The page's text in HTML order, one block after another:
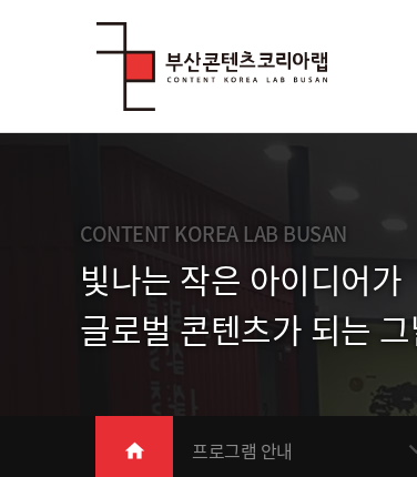
Skip Menu
CONTENT KOREA LAB BUSAN
빛나는 작은 아이디어가
글로벌 콘텐츠가 되는
home 프로그램 안내